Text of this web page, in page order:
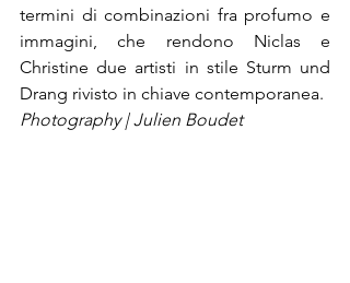
termini di combinazioni fra profumo e
immagini, che rendono Niclas e
Christine due artisti in stile Sturm und
Drang rivisto in chiave contemporanea.
Photography | Julien Boudet